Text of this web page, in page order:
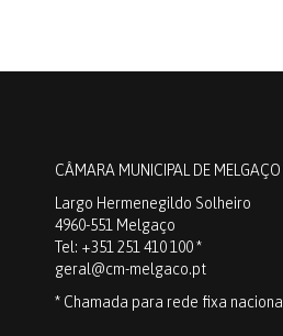
CÂMARA MUNICIPAL DE MELGAÇO
Largo Hermenegildo Solheiro
4960-551 Melgaço
Tel: +351 251 410 100 *
geral@cm-melgaco.pt
* Chamada para rede fixa nacional